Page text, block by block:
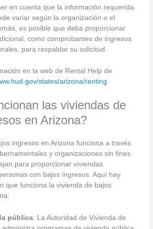
en cuenta que la información requerida
variar según la organización o el
es posible que deba proporcionar
como comprobantes de ingresos
para respaldar su solicitud.
en la web de Rental Help de
states/arizona/renting
las viviendas de
en Arizona?
ingresos en Arizona funciona a través
y organizaciones sin fines
para proporcionar viviendas
con bajos ingresos. Aquí hay
que funciona la vivienda de bajos
pública: La Autoridad de Vivienda de